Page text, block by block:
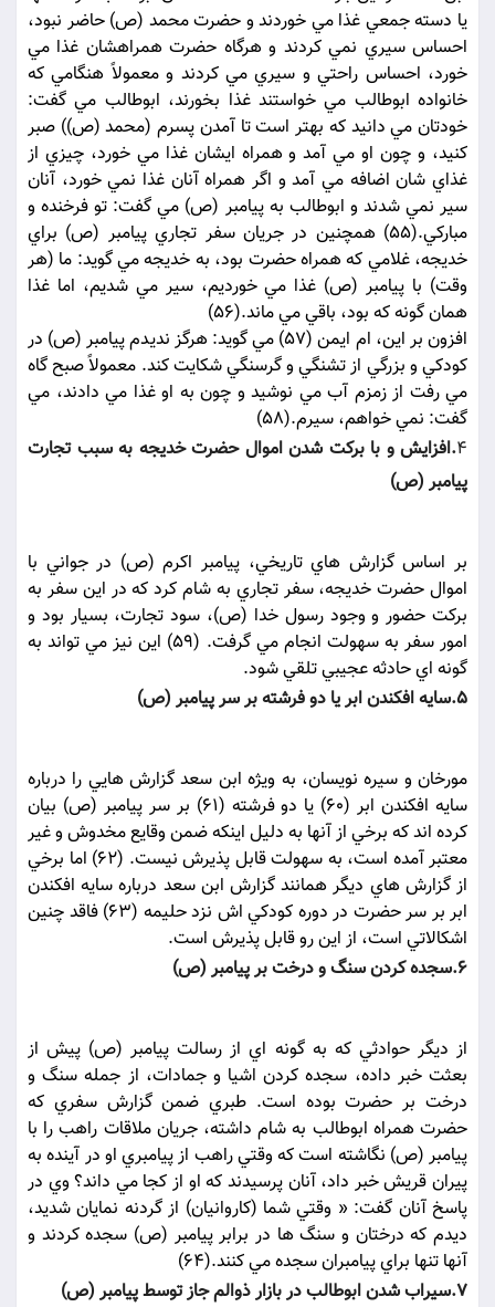
يا دسته جمعي غذا مي خوردند و حضرت محمد (ص) حاضر نبود،
احساس سيري نمي کردند و هرگاه حضرت همراهشان غذا مي
خورد، احساس راحتي و سيري مي کردند و معمولاً هنگامي که
خانواده ابوطالب مي خواستند غذا بخورند، ابوطالب مي گفت:
خودتان مي دانيد که بهتر است تا آمدن پسرم (محمد (ص)) صبر
کنيد، و چون او مي آمد و همراه ايشان غذا مي خورد، چيزي از
غذاي شان اضافه مي آمد و اگر همراه آنان غذا نمي خورد، آنان
سير نمي شدند و ابوطالب به پيامبر (ص) مي گفت: تو فرخنده و
مبارکي.(55) همچنين در جريان سفر تجاري پيامبر (ص) براي
خديجه، غلامي که همراه حضرت بود، به خديجه مي گويد: ما (هر
وقت) با پيامبر (ص) غذا مي خورديم، سير مي شديم، اما غذا
همان گونه که بود، باقي مي ماند.(56)
افزون بر اين، ام ايمن (57) مي گويد: هرگز نديدم پيامبر (ص) در
کودکي و بزرگي از تشنگي و گرسنگي شکايت کند. معمولاً صبح گاه
مي رفت از زمزم آب مي نوشيد و چون به او غذا مي دادند، مي
گفت: نمي خواهم، سيرم.(58)
4.افزايش و با برکت شدن اموال حضرت خديجه به سبب تجارت
پيامبر (ص)
بر اساس گزارش هاي تاريخي، پيامبر اکرم (ص) در جواني با
اموال حضرت خديجه، سفر تجاري به شام کرد که در اين سفر به
برکت حضور و وجود رسول خدا (ص)، سود تجارت، بسيار بود و
امور سفر به سهولت انجام مي گرفت. (59) اين نيز مي تواند به
گونه اي حادثه عجيبي تلقي شود.
5.سايه افکندن ابر يا دو فرشته بر سر پيامبر (ص)
مورخان و سيره نويسان، به ويژه ابن سعد گزارش هايي را درباره
سايه افکندن ابر (60) يا دو فرشته (61) بر سر پيامبر (ص) بيان
کرده اند که برخي از آنها به دليل اينکه ضمن وقايع مخدوش و غير
معتبر آمده است، به سهولت قابل پذيرش نيست. (62) اما برخي
از گزارش هاي ديگر همانند گزارش ابن سعد درباره سايه افکندن
ابر بر سر حضرت در دوره کودکي اش نزد حليمه (63) فاقد چنين
اشکالاتي است، از اين رو قابل پذيرش است.
6.سجده کردن سنگ و درخت بر پيامبر (ص)
از ديگر حوادثي که به گونه اي از رسالت پيامبر (ص) پيش از
بعثت خبر داده، سجده کردن اشيا و جمادات، از جمله سنگ و
درخت بر حضرت بوده است. طبري ضمن گزارش سفري که
حضرت همراه ابوطالب به شام داشته، جريان ملاقات راهب را با
پيامبر (ص) نگاشته است که وقتي راهب از پيامبري او در آينده به
پيران قريش خبر داد، آنان پرسيدند که او از کجا مي داند؟ وي در
پاسخ آنان گفت: « وقتي شما (کاروانيان) از گردنه نمايان شديد،
ديدم که درختان و سنگ ها در برابر پيامبر (ص) سجده کردند و
آنها تنها براي پيامبران سجده مي کنند.(64)
7.سيراب شدن ابوطالب در بازار ذوالم جاز توسط پيامبر (ص)